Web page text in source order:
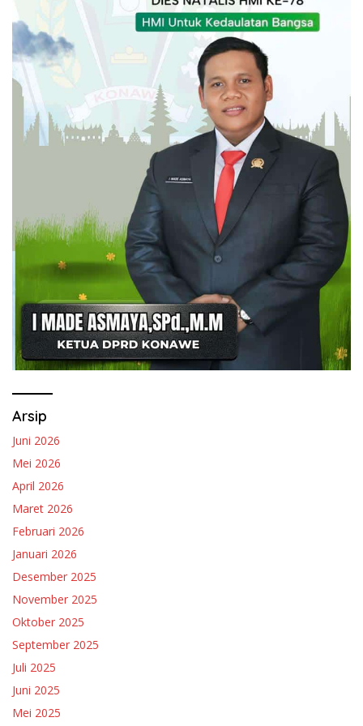
Arsip
Juni 2026
Mei 2026
April 2026
Maret 2026
Februari 2026
Januari 2026
Desember 2025
November 2025
Oktober 2025
September 2025
Juli 2025
Juni 2025
Mei 2025